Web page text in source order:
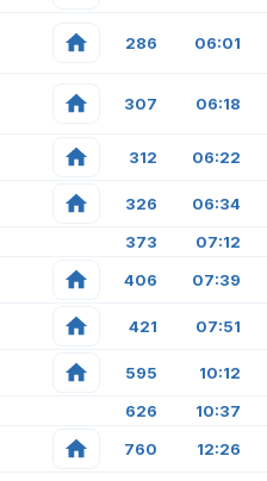
286 06:01
307 06:18
312 06:22
326 06:34
373 07:12
406 07:39
421 07:51
595 10:12
626 10:37
760 12:26